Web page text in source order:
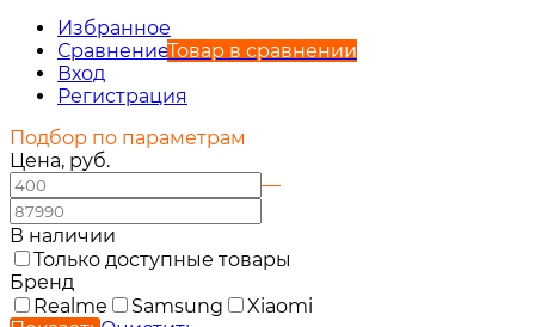
Избранное
СравнениеТовар в сравнении
Вход
Регистрация
Подбор по параметрам
Цена, руб.
—
В наличии
Только доступные товары
Бренд
Realme
Samsung
Xiaomi